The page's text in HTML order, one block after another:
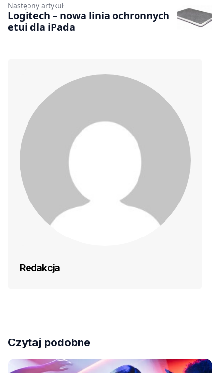
Następny artykuł
Logitech – nowa linia ochronnych
etui dla iPada
Redakcja
Czytaj podobne